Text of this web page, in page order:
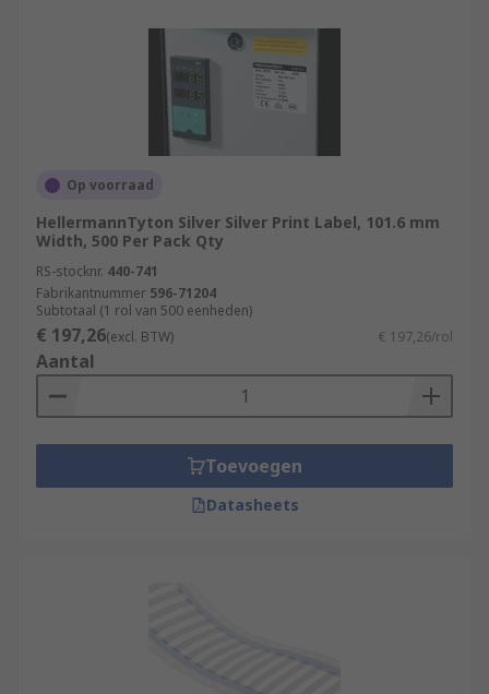
Op voorraad
HellermannTyton Silver Silver Print Label, 101.6 mm
Width, 500 Per Pack Qty
RS-stocknr. 440-741
Fabrikantnummer 596-71204
Subtotaal (1 rol van 500 eenheden)
€ 197,26(excl. BTW) € 197,26/rol
Aantal
Toevoegen
Datasheets